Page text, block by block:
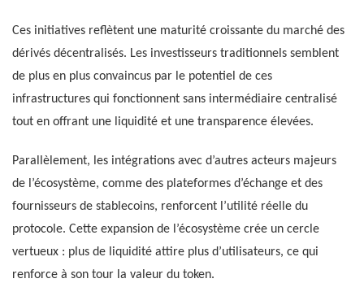
Ces initiatives reflètent une maturité croissante du marché des
dérivés décentralisés. Les investisseurs traditionnels semblent
de plus en plus convaincus par le potentiel de ces
infrastructures qui fonctionnent sans intermédiaire centralisé
tout en offrant une liquidité et une transparence élevées.
Parallèlement, les intégrations avec d’autres acteurs majeurs
de l’écosystème, comme des plateformes d’échange et des
fournisseurs de stablecoins, renforcent l’utilité réelle du
protocole. Cette expansion de l’écosystème crée un cercle
vertueux : plus de liquidité attire plus d’utilisateurs, ce qui
renforce à son tour la valeur du token.